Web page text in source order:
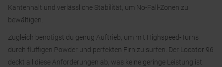
Kantenhalt und verlässliche Stabilität, um No-Fall-Zonen zu
bewältigen.
Zugleich benötigst du genug Auftrieb, um mit Highspeed-Turns
durch fluffigen Powder und perfekten Firn zu surfen. Der Locator 96
deckt all diese Anforderungen ab, was keine geringe Leistung ist.